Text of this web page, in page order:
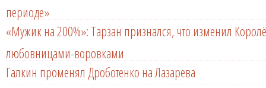
периоде»
«Мужик на 200%»: Тарзан признался, что изменил
любовницами-воровками
Галкин променял Дроботенко на Лазарева